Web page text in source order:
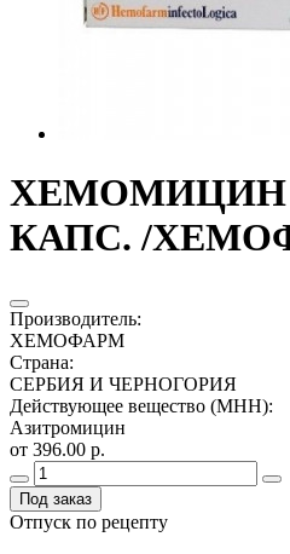
ХЕМОМИЦИН
КАПС. /
Производитель:
ХЕМОФАРМ
Страна:
СЕРБИЯ И ЧЕРНОГОРИЯ
Действующее вещество (МНН):
Азитромицин
от 396.00 р.
Под заказ
Отпуск по рецепту